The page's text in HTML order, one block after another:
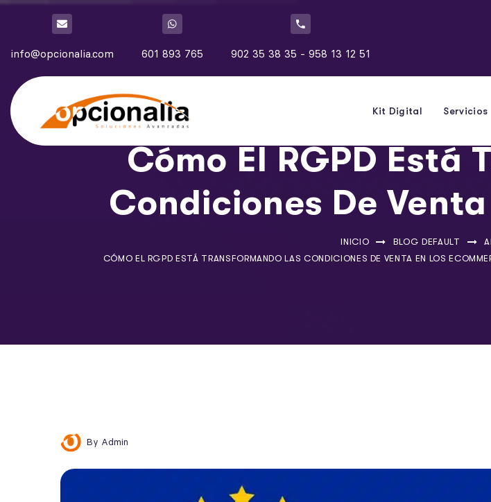
info@opcionalia.com 601 893 765 902 35 38 35 - 958 13 12 51
Kit Digital Servicios
Cómo El RGPD Está
Condiciones De
INICIO BLOG DEFAULT
CÓMO EL RGPD ESTÁ TRANSFORMANDO LAS CONDICIONES DE VENTA EN LOS
By Admin